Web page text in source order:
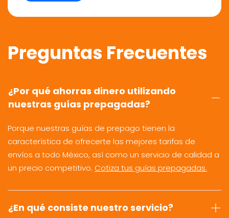
Preguntas Frecuentes
¿Por qué ahorras dinero utilizando
nuestras guías prepagadas?
Porque nuestras guías de prepago tienen la
característica de ofrecerte las mejores tarifas de
envíos a todo México, así como un servicio de calidad a
un precio competitivo. Cotiza tus guías prepagadas.
¿En qué consiste nuestro servicio?